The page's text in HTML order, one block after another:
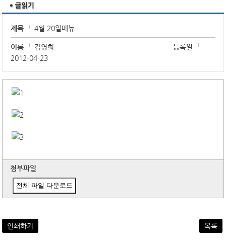
제목 4월 20일메뉴
이름 김영희
등록일
2012-04-23
첨부파일
전체 파일 다운로드
인쇄하기 목록